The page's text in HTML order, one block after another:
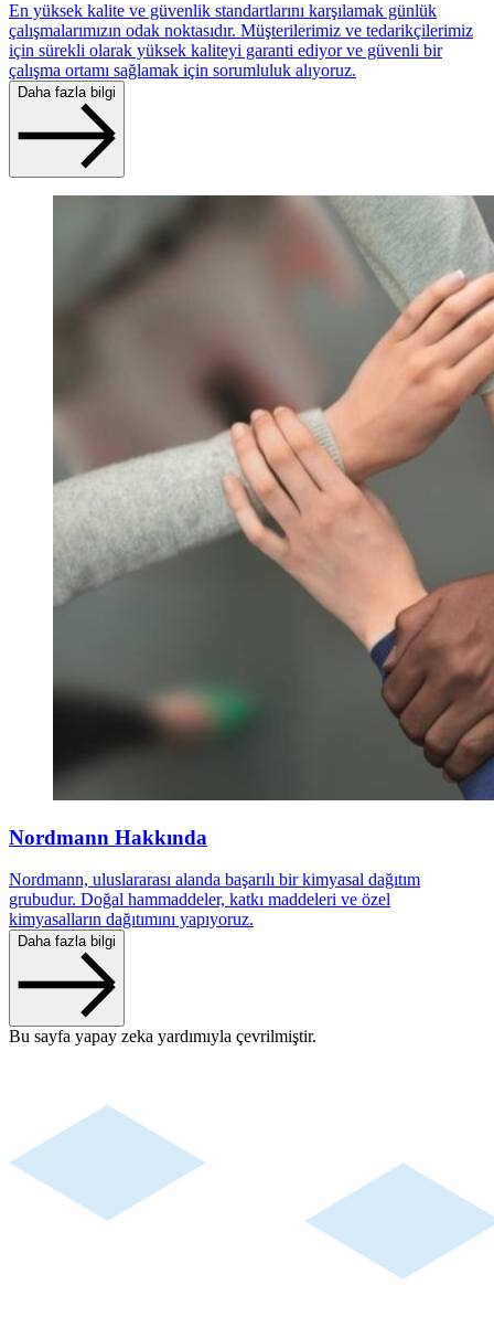
En yüksek kalite ve güvenlik standartlarını karşılamak günlük
çalışmalarımızın odak noktasıdır. Müşterilerimiz ve tedarikçilerimiz
için sürekli olarak yüksek kaliteyi garanti ediyor ve güvenli bir
çalışma ortamı sağlamak için sorumluluk alıyoruz.
Daha fazla bilgi
Nordmann Hakkında
Nordmann, uluslararası alanda başarılı bir kimyasal dağıtım
grubudur. Doğal hammaddeler, katkı maddeleri ve özel
kimyasalların dağıtımını yapıyoruz.
Daha fazla bilgi
Bu sayfa yapay zeka yardımıyla çevrilmiştir.